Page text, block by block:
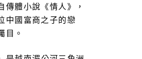
傳體小說《情人》，
中國富商之子的戀
目。